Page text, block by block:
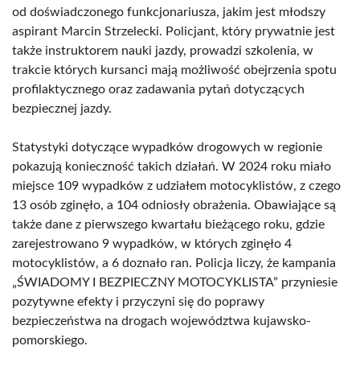
od doświadczonego funkcjonariusza, jakim jest młodszy
aspirant Marcin Strzelecki. Policjant, który prywatnie jest
także instruktorem nauki jazdy, prowadzi szkolenia, w
trakcie których kursanci mają możliwość obejrzenia spotu
profilaktycznego oraz zadawania pytań dotyczących
bezpiecznej jazdy.
Statystyki dotyczące wypadków drogowych w regionie
pokazują konieczność takich działań. W 2024 roku miało
miejsce 109 wypadków z udziałem motocyklistów, z czego
13 osób zginęło, a 104 odniosły obrażenia. Obawiające są
także dane z pierwszego kwartału bieżącego roku, gdzie
zarejestrowano 9 wypadków, w których zginęło 4
motocyklistów, a 6 doznało ran. Policja liczy, że kampania
„ŚWIADOMY I BEZPIECZNY MOTOCYKLISTA” przyniesie
pozytywne efekty i przyczyni się do poprawy
bezpieczeństwa na drogach województwa kujawsko-
pomorskiego.